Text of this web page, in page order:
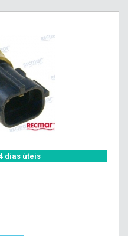
dias úteis